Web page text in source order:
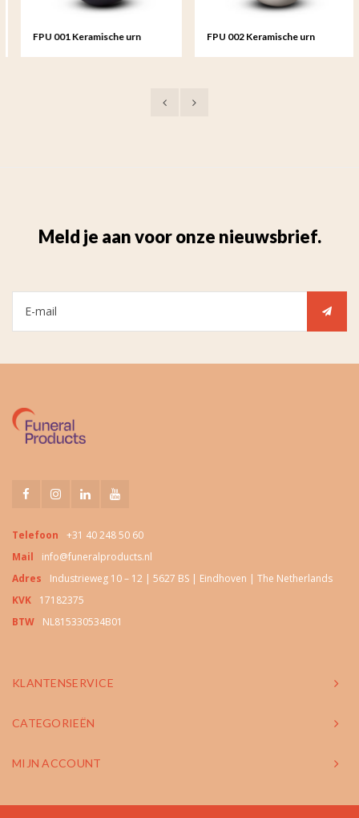
FPU 001 Keramische urn
FPU 002 Keramische urn
Meld je aan voor onze nieuwsbrief.
Telefoon
+31 40 248 50 60
Mail
info@funeralproducts.nl
Adres
Industrieweg 10 – 12 | 5627 BS | Eindhoven | The Netherlands
KVK
17182375
BTW
NL815330534B01
KLANTENSERVICE
CATEGORIEËN
MIJN ACCOUNT